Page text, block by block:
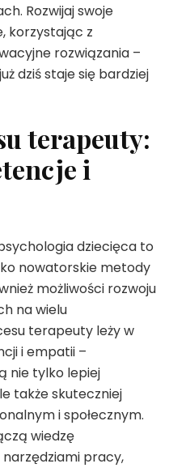
Rozwijaj swoje
korzystając z
rozwiązania –
dziś staje się bardziej
terapeuty:
i
dziecięca to
nowatorskie metody
możliwości rozwoju
na wielu
terapeuty leży w
i empatii –
nie tylko lepiej
także skuteczniej
i społecznym.
wiedzę
pracy,